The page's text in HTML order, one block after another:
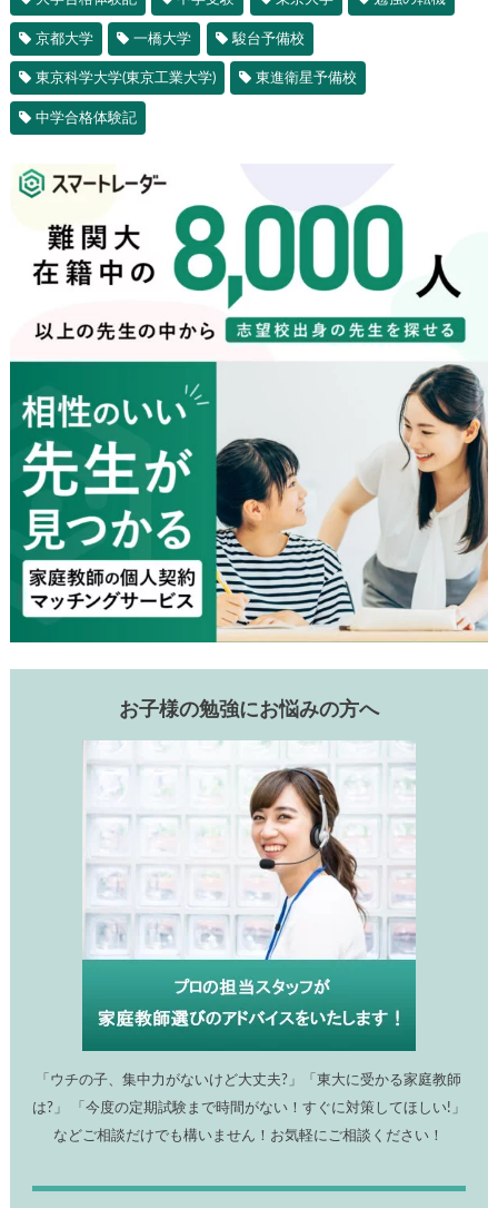
京都大学 一橋大学 駿台予備校
東京科学大学(東京工業大学) 東進衛星予備校
中学合格体験記
お子様の勉強にお悩みの方へ
「ウチの子、集中力がないけど大丈夫?」「東大に受かる家庭教師
は?」 「今度の定期試験まで時間がない！すぐに対策してほしい!」
などご相談だけでも構いません！お気軽にご相談ください！